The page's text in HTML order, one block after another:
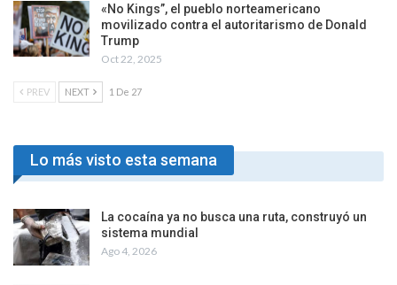
«No Kings”, el pueblo norteamericano
movilizado contra el autoritarismo de Donald
Trump
Oct 22, 2025
PREV NEXT 1 De 27
Lo más visto esta semana
La cocaína ya no busca una ruta, construyó un
sistema mundial
Ago 4, 2026